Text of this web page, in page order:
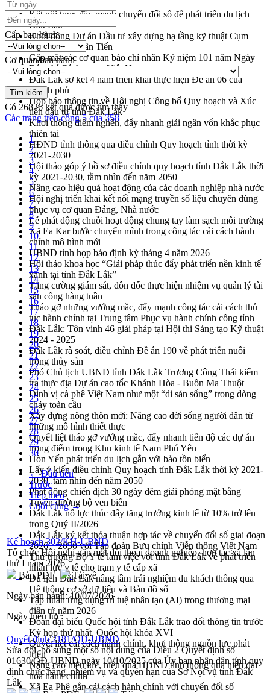
tỉnh Đắk Lắk
Kết nối tour, đẩy mạnh chuyển đổi số để phát triển du lịch
Đắk Lắk
Khởi động Dự án Đầu tư xây dựng hạ tầng kỹ thuật Cụm
công nghiệp Tân Tiến
Gặp mặt các cơ quan báo chí nhân Kỷ niệm 101 năm Ngày
Báo chí Cách mạng Việt Nam
Đắk Lắk sơ kết 4 năm triển khai thực hiện Đề án 06 của
Chính phủ
Họp báo thông tin về Hội nghị Công bố Quy hoạch và Xúc
tiến đầu tư tỉnh Đắk Lắk
Khơi thông điểm nghẽn, đẩy nhanh giải ngân vốn khắc phục
thiên tai
HĐND tỉnh thông qua điều chỉnh Quy hoạch tỉnh thời kỳ
2021-2030
Hội thảo góp ý hồ sơ điều chỉnh quy hoạch tỉnh Đắk Lắk thời
kỳ 2021-2030, tầm nhìn đến năm 2050
Nâng cao hiệu quả hoạt động của các doanh nghiệp nhà nước
Hội nghị triển khai kết nối mạng truyền số liệu chuyên dùng
phục vụ cơ quan Đảng, Nhà nước
Lễ phát động chuỗi hoạt động chung tay làm sạch môi trường
Xã Ea Kar bước chuyển mình trong công tác cải cách hành
chính mô hình mới
UBND tỉnh họp báo định kỳ tháng 4 năm 2026
Hội thảo khoa học “Giải pháp thúc đẩy phát triển nền kinh tế
xanh tại tỉnh Đắk Lắk”
Tăng cường giám sát, đôn đốc thực hiện nhiệm vụ quản lý tài
sản công hàng tuần
Tháo gỡ những vướng mắc, đẩy mạnh công tác cải cách thủ
tục hành chính tại Trung tâm Phục vụ hành chính công tỉnh
Đắk Lắk: Tôn vinh 46 giải pháp tại Hội thi Sáng tạo Kỹ thuật
2024 - 2025
Đắk Lắk rà soát, điều chỉnh Đề án 190 về phát triển nuôi
trồng thủy sản
Phó Chủ tịch UBND tỉnh Đắk Lắk Trương Công Thái kiểm
tra thực địa Dự án cao tốc Khánh Hòa - Buôn Ma Thuột
Định vị cà phê Việt Nam như một “di sản sống” trong dòng
chảy toàn cầu
Xây dựng nông thôn mới: Nâng cao đời sống người dân từ
những mô hình thiết thực
Quyết liệt tháo gỡ vướng mắc, đẩy nhanh tiến độ các dự án
trọng điểm trong Khu kinh tế Nam Phú Yên
Hòn Yến phát triển du lịch gắn với bảo tồn biển
Lấy ý kiến điều chỉnh Quy hoạch tỉnh Đắk Lắk thời kỳ 2021-
2030, tầm nhìn đến năm 2050
Phát động chiến dịch 30 ngày đêm giải phóng mặt bằng
Tuyến đường bộ ven biển
Đắk Lắk nỗ lực thúc đẩy tăng trưởng kinh tế từ 10% trở lên
trong Quý II/2026
Đắk Lắk ký kết thỏa thuận hợp tác về chuyển đổi số giai đoạn
2026 – 2030 với Tập đoàn Bưu chính Viễn thông Việt Nam
Thứ trưởng Bộ Y tế làm việc với tỉnh Đắk Lắk về phát triển
nhân lực y tế cho trạm y tế cấp xã
Du lịch Đắk Lắk nâng tầm trải nghiệm du khách thông qua
Hệ thống cơ sở dữ liệu và Bản đồ số
Tập huấn ứng dụng trí tuệ nhân tạo (AI) trong thương mại
điện tử năm 2026
Đoàn đại biểu Quốc hội tỉnh Đắk Lắk trao đổi thông tin trước
Kỳ họp thứ nhất, Quốc hội khóa XVI
Quyết liệt cải cách hành chính, khơi thông nguồn lực phát
triển
Nâng cao hiệu lực, hiệu quả HĐND tỉnh thông qua hiện đại
hóa hành chính
Xã Ea Phê gắn cải cách hành chính với chuyển đổi số
Cấp ban hành
Cơ quan ban hành
Có 26826kết quả được tìm thấy
Các trang trên cổng 5 của 358
1
2
3
4
5
6
7
8
9
10
11
12
13
14
15
16
17
18
19
20
21
22
23
24
25
26
27
28
29
30
← Đầu tiên
Trước
Tiếp theo
Cuối cùng →
Kế hoạch 302/KH-UBND
Tổ chức Hội nghị gặp mặt đối thoại doanh nghiệp, hợp tác xã lần
thứ I năm 2026
Bản PDF
Tải về
Ngày ban hành:10/07/2026
Ngày hiệu lực:
Quyết định 2181/QD-UBND
Sửa đổi, bổ sung một số nội dung của Điều 2 Quyết định số
01630/QĐ-UBND ngày 10/10/2025 của Ủy ban nhân dân tỉnh quy
định chức năng, nhiệm vụ và quyền hạn của Sở Nội vụ tỉnh Đắk
Lắk